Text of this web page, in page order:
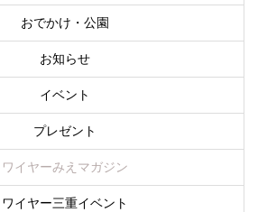
おでかけ・公園
お知らせ
イベント
プレゼント
ワイヤーみえマガジン
ワイヤー三重イベント